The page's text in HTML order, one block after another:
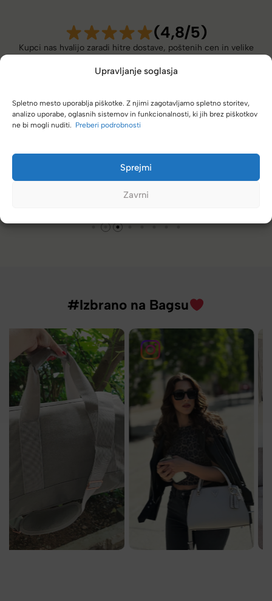
Upravljanje soglasja
Spletno mesto uporablja piškotke. Z njimi zagotavljamo spletno storitev,
analizo uporabe, oglasnih sistemov in funkcionalnosti, ki jih brez piškotkov
ne bi mogli nuditi. Preberi podrobnosti
Sprejmi
Zavrni
(4,8/5)
Kupci nas hvalijo zaradi hitre dostave, poštenih cen in velike
različnimi znamkami in dobrimi popusti/akcijami.
Tamara
#Izbrano na Bagsu